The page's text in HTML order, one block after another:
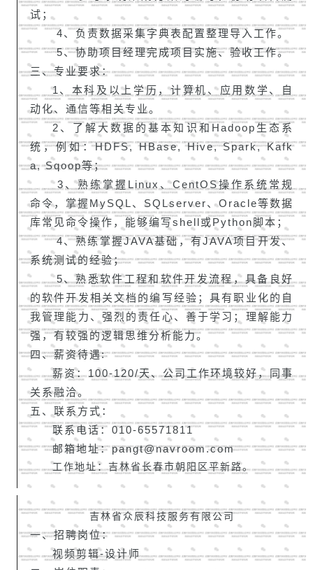
试；
4、负责数据采集字典表配置整理导入工作。
5、协助项目经理完成项目实施、验收工作。
三、专业要求：
1、本科及以上学历，计算机、应用数学、自
动化、通信等相关专业。
2、了解大数据的基本知识和Hadoop生态系
统，例如：HDFS, HBase, Hive, Spark, Kafk
a,Sqoop等；
3、熟练掌握Linux、CentOS操作系统常规
命令，掌握MySQL、SQLserver、Oracle等数据
库常见命令操作，能够编写shell或Python脚本；
4、熟练掌握JAVA基础，有JAVA项目开发、
系统测试的经验；
5、熟悉软件工程和软件开发流程，具备良好
的软件开发相关文档的编写经验；具有职业化的自
我管理能力、强烈的责任心、善于学习；理解能力
强，有较强的逻辑思维分析能力。
四、薪资待遇:
薪资：100-120/天、公司工作环境较好，同事
关系融洽。
五、联系方式：
联系电话：010-65571811
邮箱地址：pangt@navroom.com
工作地址：吉林省长春市朝阳区平新路。
吉林省众辰科技服务有限公司
一、招聘岗位：
视频剪辑-设计师